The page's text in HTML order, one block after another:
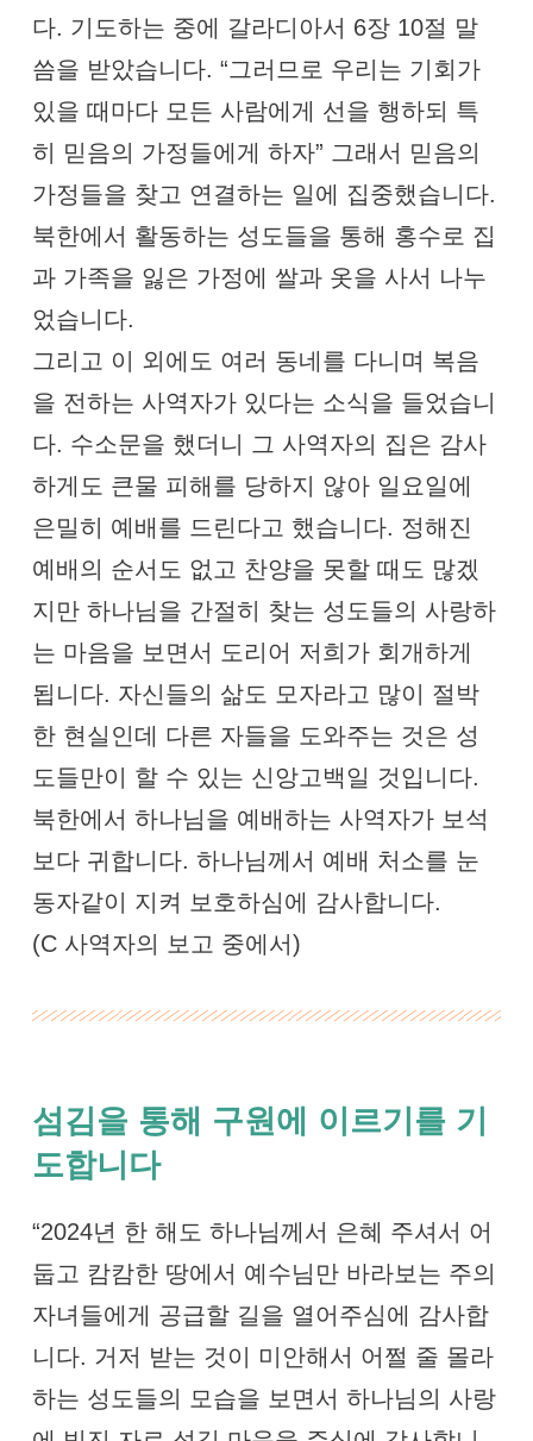
다. 기도하는 중에 갈라디아서 6장 10절 말
씀을 받았습니다. “그러므로 우리는 기회가
있을 때마다 모든 사람에게 선을 행하되 특
히 믿음의 가정들에게 하자” 그래서 믿음의
가정들을 찾고 연결하는 일에 집중했습니다.
북한에서 활동하는 성도들을 통해 홍수로 집
과 가족을 잃은 가정에 쌀과 옷을 사서 나누
었습니다.
그리고 이 외에도 여러 동네를 다니며 복음
을 전하는 사역자가 있다는 소식을 들었습니
다. 수소문을 했더니 그 사역자의 집은 감사
하게도 큰물 피해를 당하지 않아 일요일에
은밀히 예배를 드린다고 했습니다. 정해진
예배의 순서도 없고 찬양을 못할 때도 많겠
지만 하나님을 간절히 찾는 성도들의 사랑하
는 마음을 보면서 도리어 저희가 회개하게
됩니다. 자신들의 삶도 모자라고 많이 절박
한 현실인데 다른 자들을 도와주는 것은 성
도들만이 할 수 있는 신앙고백일 것입니다.
북한에서 하나님을 예배하는 사역자가 보석
보다 귀합니다. 하나님께서 예배 처소를 눈
동자같이 지켜 보호하심에 감사합니다.
(C 사역자의 보고 중에서)
섬김을 통해 구원에 이르기를 기
도합니다
“2024년 한 해도 하나님께서 은혜 주셔서 어
둡고 캄캄한 땅에서 예수님만 바라보는 주의
자녀들에게 공급할 길을 열어주심에 감사합
니다. 거저 받는 것이 미안해서 어쩔 줄 몰라
하는 성도들의 모습을 보면서 하나님의 사랑